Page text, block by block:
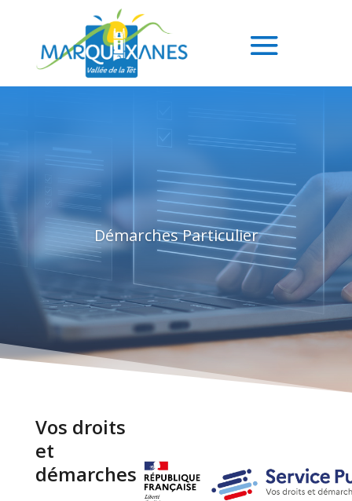
Démarches Particulier
Vos droits
et
démarches